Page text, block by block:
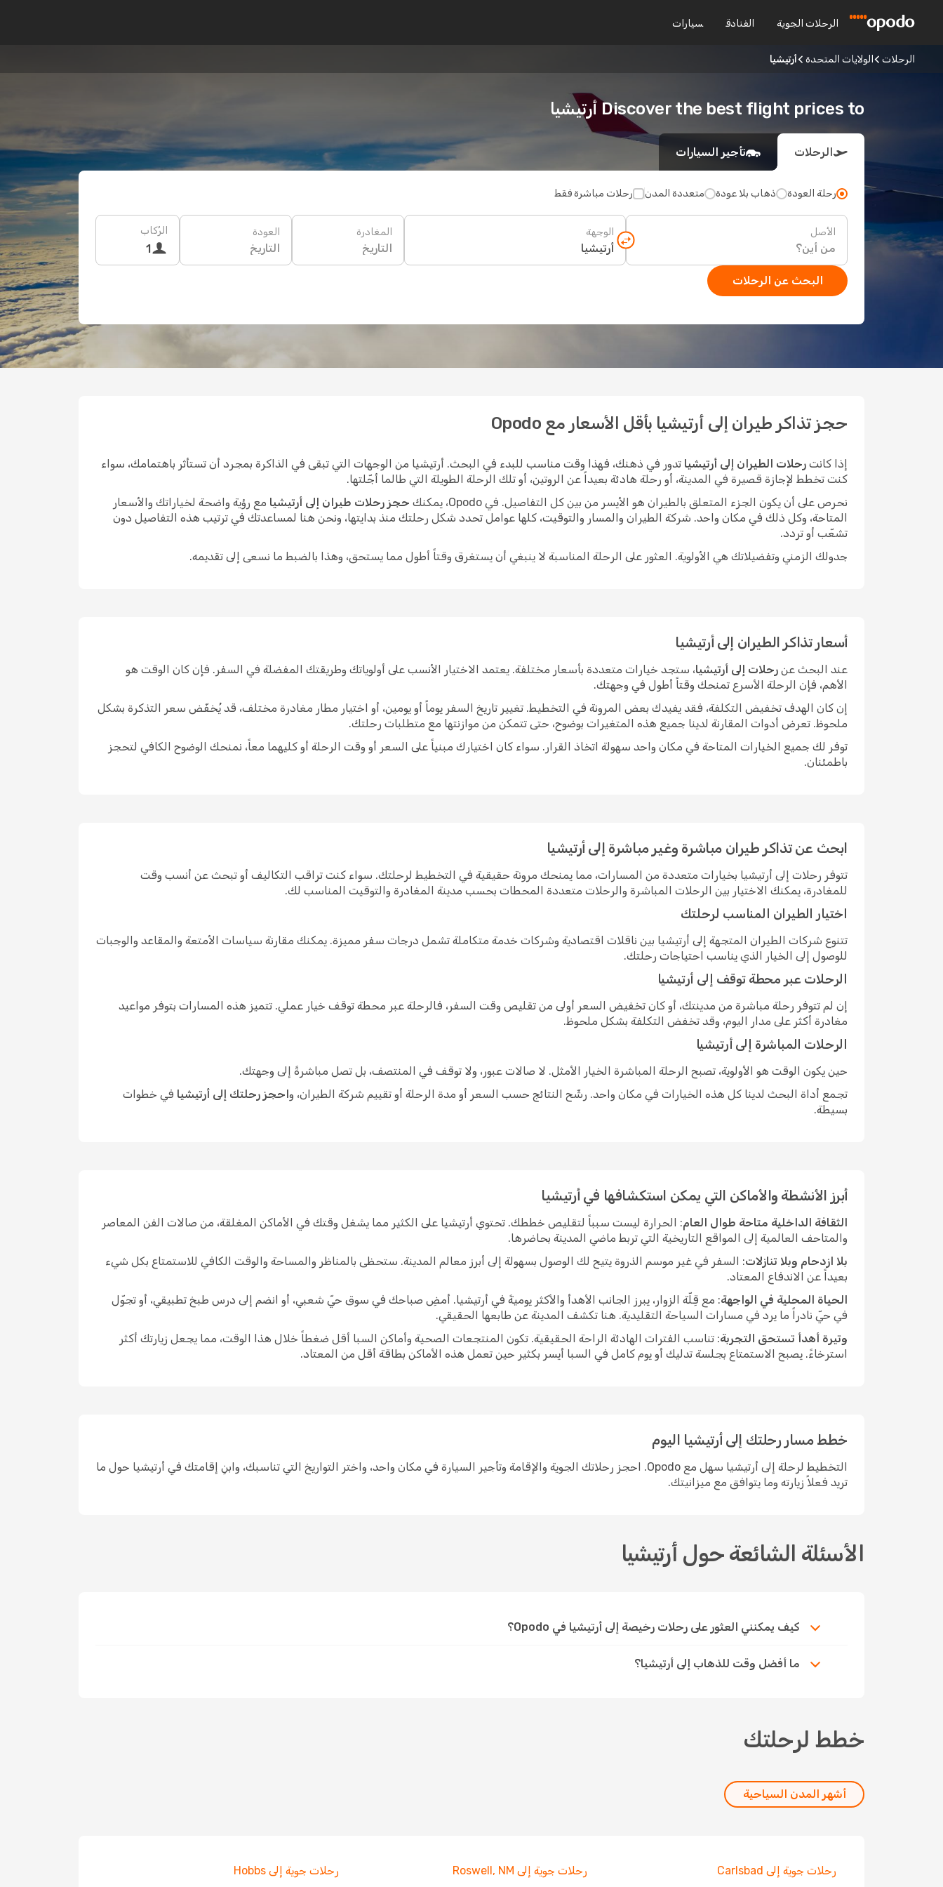
الرحلات الجوية الفنادق سيارات
الرحلات الولايات المتحدة أرتيشيا
Discover the best flight prices to أرتيشيا
الرحلات تأجير السيارات
رحلة العودة ذهاب بلا عودة متعددة المدن رحلات مباشرة فقط
الأصل الوجهة المغادرة
التاريخ
العودة
التاريخ
الرُكاب
1
البحث عن الرحلات
حجز تذاكر طيران إلى أرتيشيا بأقل الأسعار مع Opodo
إذا كانت رحلات الطيران إلى أرتيشيا تدور في ذهنك، فهذا وقت مناسب للبدء في البحث. أرتيشيا من الوجهات التي تبقى في الذاكرة بمجرد أن تستأثر باهتمامك، سواء
كنت تخطط لإجازة قصيرة في المدينة، أو رحلة هادئة بعيداً عن الروتين، أو تلك الرحلة الطويلة التي طالما أجّلتها.
نحرص على أن يكون الجزء المتعلق بالطيران هو الأيسر من بين كل التفاصيل. في Opodo، يمكنك
حجز رحلات طيران إلى أرتيشيا مع رؤية واضحة لخياراتك والأسعار
المتاحة، وكل ذلك في مكان واحد. شركة الطيران والمسار والتوقيت، كلها عوامل تحدد شكل رحلتك منذ بدايتها، ونحن هنا لمساعدتك في ترتيب هذه التفاصيل دون
تشعّب أو تردد.
جدولك الزمني وتفضيلاتك هي الأولوية. العثور على الرحلة المناسبة لا ينبغي أن يستغرق وقتاً أطول مما يستحق، وهذا بالضبط ما نسعى إلى تقديمه.
أسعار تذاكر الطيران إلى أرتيشيا
عند البحث عن رحلات إلى أرتيشيا، ستجد خيارات متعددة بأسعار مختلفة. يعتمد الاختيار الأنسب على أولوياتك وطريقتك المفضلة في السفر. فإن كان الوقت هو
الأهم، فإن الرحلة الأسرع تمنحك وقتاً أطول في وجهتك.
إن كان الهدف تخفيض التكلفة، فقد يفيدك بعض المرونة في التخطيط. تغيير تاريخ السفر يوماً أو يومين، أو اختيار مطار مغادرة مختلف، قد يُخفّض سعر التذكرة بشكل
ملحوظ. تعرض أدوات المقارنة لدينا جميع هذه المتغيرات بوضوح، حتى تتمكن من موازنتها مع متطلبات رحلتك.
توفر لك جميع الخيارات المتاحة في مكان واحد سهولة اتخاذ القرار. سواء كان اختيارك مبنياً على السعر أو وقت الرحلة أو كليهما معاً، نمنحك الوضوح الكافي لتحجز
باطمئنان.
ابحث عن تذاكر طيران مباشرة وغير مباشرة إلى أرتيشيا
تتوفر رحلات إلى أرتيشيا بخيارات متعددة من المسارات، مما يمنحك مرونة حقيقية في التخطيط لرحلتك. سواء كنت تراقب التكاليف أو تبحث عن أنسب وقت
للمغادرة، يمكنك الاختيار بين الرحلات المباشرة والرحلات متعددة المحطات بحسب مدينة المغادرة والتوقيت المناسب لك.
اختيار الطيران المناسب لرحلتك
تتنوع شركات الطيران المتجهة إلى أرتيشيا بين ناقلات اقتصادية وشركات خدمة متكاملة تشمل درجات سفر مميزة. يمكنك مقارنة سياسات الأمتعة والمقاعد والوجبات
للوصول إلى الخيار الذي يناسب احتياجات رحلتك.
الرحلات عبر محطة توقف إلى أرتيشيا
إن لم تتوفر رحلة مباشرة من مدينتك، أو كان تخفيض السعر أولى من تقليص وقت السفر، فالرحلة عبر محطة توقف خيار عملي. تتميز هذه المسارات بتوفر مواعيد
مغادرة أكثر على مدار اليوم، وقد تخفض التكلفة بشكل ملحوظ.
الرحلات المباشرة إلى أرتيشيا
حين يكون الوقت هو الأولوية، تصبح الرحلة المباشرة الخيار الأمثل. لا صالات عبور، ولا توقف في المنتصف، بل تصل مباشرةً إلى وجهتك.
تجمع أداة البحث لدينا كل هذه الخيارات في مكان واحد. رشّح النتائج حسب السعر أو مدة الرحلة أو تقييم شركة الطيران، واحجز رحلتك إلى أرتيشيا في خطوات
بسيطة.
أبرز الأنشطة والأماكن التي يمكن استكشافها في أرتيشيا
الثقافة الداخلية متاحة طوال العام: الحرارة ليست سبباً لتقليص خططك. تحتوي أرتيشيا على الكثير مما يشغل وقتك في الأماكن المغلقة، من صالات الفن المعاصر
والمتاحف العالمية إلى المواقع التاريخية التي تربط ماضي المدينة بحاضرها.
بلا ازدحام وبلا تنازلات: السفر في غير موسم الذروة يتيح لك الوصول بسهولة إلى أبرز معالم المدينة. ستحظى بالمناظر والمساحة والوقت الكافي للاستمتاع بكل شيء
بعيداً عن الاندفاع المعتاد.
الحياة المحلية في الواجهة: مع قِلّة الزوار، يبرز الجانب الأهدأ والأكثر يوميةً في أرتيشيا. أمضِ صباحك في سوق حيّ شعبي، أو انضم إلى درس طبخ تطبيقي، أو تجوّل
في حيّ نادراً ما يرد في مسارات السياحة التقليدية. هنا تكشف المدينة عن طابعها الحقيقي.
وتيرة أهدأ تستحق التجربة: تناسب الفترات الهادئة الراحة الحقيقية. تكون المنتجعات الصحية وأماكن السبا أقل ضغطاً خلال هذا الوقت، مما يجعل زيارتك أكثر
استرخاءً. يصبح الاستمتاع بجلسة تدليك أو يوم كامل في السبا أيسر بكثير حين تعمل هذه الأماكن بطاقة أقل من المعتاد.
خطط مسار رحلتك إلى أرتيشيا اليوم
التخطيط لرحلة إلى أرتيشيا سهل مع Opodo. احجز رحلاتك الجوية والإقامة وتأجير السيارة في مكان واحد، واختر التواريخ التي تناسبك، وابنِ إقامتك في أرتيشيا حول ما
تريد فعلاً زيارته وما يتوافق مع ميزانيتك.
الأسئلة الشائعة حول أرتيشيا
كيف يمكنني العثور على رحلات رخيصة إلى أرتيشيا في Opodo؟
ما أفضل وقت للذهاب إلى أرتيشيا؟
خطط لرحلتك
أشهر المدن السياحية
رحلات جوية إلى Carlsbad رحلات جوية إلى Roswell, NM رحلات جوية إلى Hobbs